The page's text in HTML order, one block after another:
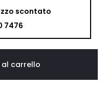
scontato
7476
al carrello